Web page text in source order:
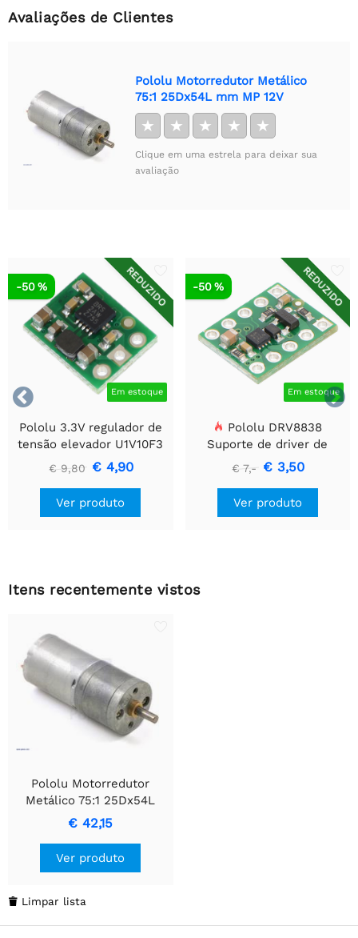
Avaliações de Clientes
Pololu Motorredutor Metálico
75:1 25Dx54L mm MP 12V
★ ★ ★ ★ ★
Clique em uma estrela para deixar sua
avaliação


REDUZIDO
Em estoque
-50 %
Pololu 3.3V regulador de
tensão elevador U1V10F3
€ 9,80 € 4,90
Ver produto
REDUZIDO
Em estoque
-50 %
Pololu DRV8838
Suporte de driver de
motor CC escovado
simples
€ 7,- € 3,50
Ver produto
Itens recentemente vistos
Pololu Motorredutor
Metálico 75:1 25Dx54L
mm MP 12V
€ 42,15
Ver produto
 Limpar lista